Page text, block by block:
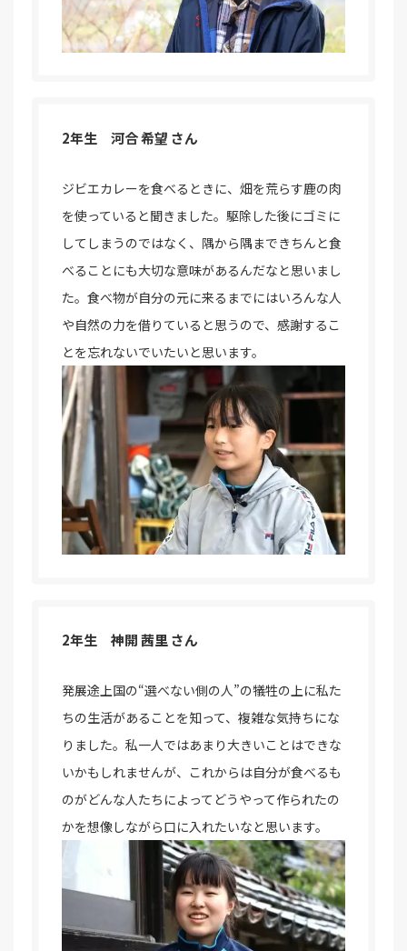
2年生 河合 希望 さん
ジビエカレーを食べるときに、畑を荒らす鹿の肉
を使っていると聞きました。駆除した後にゴミに
してしまうのではなく、隅から隅まできちんと食
べることにも大切な意味があるんだなと思いまし
た。食べ物が自分の元に来るまでにはいろんな人
や自然の力を借りていると思うので、感謝するこ
とを忘れないでいたいと思います。
2年生 神開 茜里 さん
発展途上国の“選べない側の人”の犠牲の上に私た
ちの生活があることを知って、複雑な気持ちにな
りました。私一人ではあまり大きいことはできな
いかもしれませんが、これからは自分が食べるも
のがどんな人たちによってどうやって作られたの
かを想像しながら口に入れたいなと思います。